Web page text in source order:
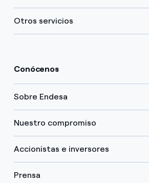
Otros servicios
Conócenos
Sobre Endesa
Nuestro compromiso
Accionistas e inversores
Prensa